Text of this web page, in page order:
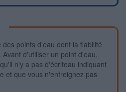
points d'eau dont la fiabilité
d'utiliser un point d'eau,
n'y a pas d'écriteau indiquant
et que vous n'enfreignez pas